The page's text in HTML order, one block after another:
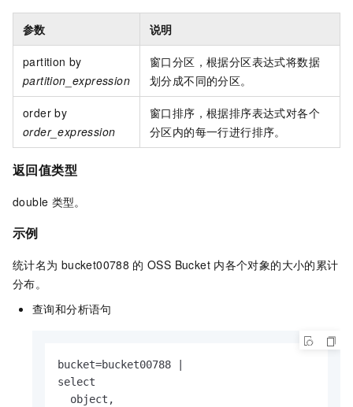
参数 说明
partition by
partition_expression
窗口分区，根据分区表达式将数据
划分成不同的分区。
order by
order_expression
窗口排序，根据排序表达式对各个
分区内的每一行进行排序。
返回值类型
double 类型。
示例
统计名为 bucket00788 的 OSS Bucket 内各个对象的大小的累计
分布。
查询和分析语句
bucket=bucket00788 |
select
  object,